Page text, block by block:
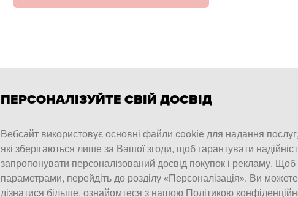
ПЕРСОНАЛІЗУЙТЕ СВІЙ ДОСВІД
Вебсайт використовує основні файли cookie для надання
які зберігаються лише за Вашої згоди, щоб гарантувати
запропонувати персоналізований досвід покупок і рекламу.
параметрами, перейдіть до розділу «Персоналізація». Ви
дізнатися більше, ознайомтеся з нашою Політикою